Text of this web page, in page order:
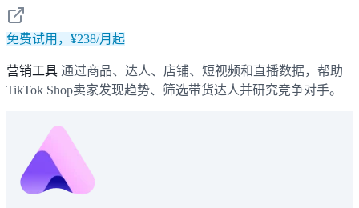
免费试用，¥238/月起
营销工具 通过商品、达人、店铺、短视频和直播数据，帮助
TikTok Shop卖家发现趋势、筛选带货达人并研究竞争对手。